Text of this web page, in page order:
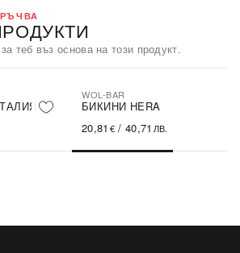
теб въз основа на този продукт.
WOL-BAR
БИКИНИ HERA
20,81 €/ 40,71 ЛВ.